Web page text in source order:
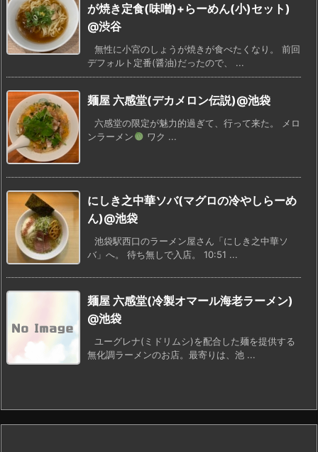
が焼き定食(味噌)+らーめん(小)セット)
@渋谷
無性に小宮のしょうが焼きが食べたくなり。 前回
デフォルト定番(醤油)だったので、 ...
麺屋 六感堂(デカメロン伝説)@池袋
六感堂の限定が魅力的過ぎて、行って来た。 メロ
ンラーメン
ワク ...
にしき之中華ソバ(マグロの冷やしらーめ
ん)@池袋
池袋駅西口のラーメン屋さん「にしき之中華ソ
バ」へ。 待ち無しで入店。 10:51 ...
麺屋 六感堂(冷製オマール海老ラーメン)
@池袋
ユーグレナ(ミドリムシ)を配合した麺を提供する
無化調ラーメンのお店。最寄りは、池 ...